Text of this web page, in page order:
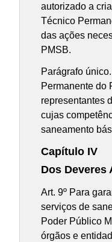
autorizado a
Técnico
das ações
PMSB.
Parágrafo
Permanente do
representantes
cujas
saneamento
Capítulo IV
Dos Deveres
Art. 9º Para
serviços de
Poder Público
órgãos e